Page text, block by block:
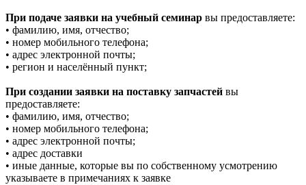
При подаче заявки на учебный семинар вы предоставляете:
• фамилию, имя, отчество;
• номер мобильного телефона;
• адрес электронной почты;
• регион и населённый пункт;
При создании заявки на поставку запчастей вы
предоставляете:
• фамилию, имя, отчество;
• номер мобильного телефона;
• адрес электронной почты;
• адрес доставки
• иные данные, которые вы по собственному усмотрению
указываете в примечаниях к заявке